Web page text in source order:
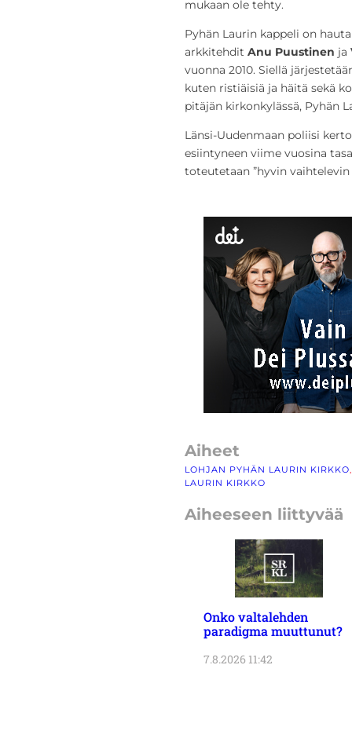
mukaan ole tehty.
Pyhän Laurin kappeli on
arkkitehdit Anu Puustinen ja
vuonna 2010. Siellä
kuten ristiäisiä ja häitä sekä
pitäjän kirkonkylässä, Pyhän
Länsi-Uudenmaan poliisi
esiintyneen viime vuosina
toteutetaan ”hyvin
Aiheet
LOHJAN PYHÄN LAURIN KIRKKO
LAURIN KIRKKO
Aiheeseen liittyvää
Onko valtalehden
paradigma muuttunut?
7.8.2026 11:42